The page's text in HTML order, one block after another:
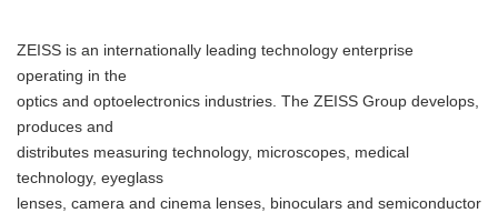
ZEISS is an internationally leading technology enterprise
operating in the
optics and optoelectronics industries. The ZEISS Group develops,
produces and
distributes measuring technology, microscopes, medical
technology, eyeglass
lenses, camera and cinema lenses, binoculars and semiconductor